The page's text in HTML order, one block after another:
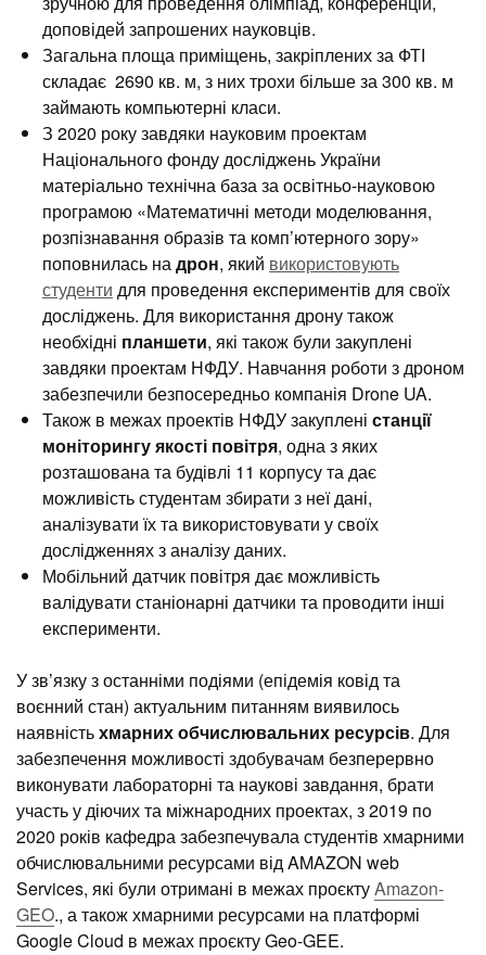
доповідей запрошених науковців.
Загальна площа приміщень, закріплених за ФТІ
складає 2690 кв. м, з них трохи більше за 300 кв. м
займають компьютерні класи.
З 2020 року завдяки науковим проектам
Національного фонду досліджень України
матеріально технічна база за освітньо-науковою
програмою «Математичні методи моделювання,
розпізнавання образів та комп’ютерного зору»
поповнилась надрон, який використовують
студенти для проведення експериментів для своїх
досліджень. Для використання дрону також
необхідні планшети, які також були закуплені
завдяки проектам НФДУ. Навчання роботи з дроном
забезпечили безпосередньо компанія Drone UA.
Також в межах проектів НФДУ закуплені станції
моніторингу якості повітря, одна з яких
розташована та будівлі 11 корпусу та дає
можливість студентам збирати з неї дані,
аналізувати їх та використовувати у своїх
дослідженнях з аналізу даних.
Мобільний датчик повітря дає можливість
валідувати станіонарні датчики та проводити інші
експерименти.
У зв’язку з останніми подіями (епідемія ковід та
воєнний стан) актуальним питанням виявилось
наявністьхмарних обчислювальних ресурсів. Для
забезпечення можливості здобувачам безперервно
виконувати лабораторні та наукові завдання, брати
участь у діючих та міжнародних проектах, з 2019 по
2020 років кафедра забезпечувала студентів хмарними
обчислювальними ресурсами від AMAZON web
Services, які були отримані в межах проєктуAmazon-
GEO., а також хмарними ресурсами на платформі
Google Cloud в межах проєкту Geo-GEE.